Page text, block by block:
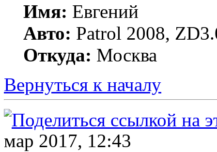
Имя: Евгений
Авто: Patrol 2008,
Откуда: Москва
Вернуться к началу
мар 2017, 12:43